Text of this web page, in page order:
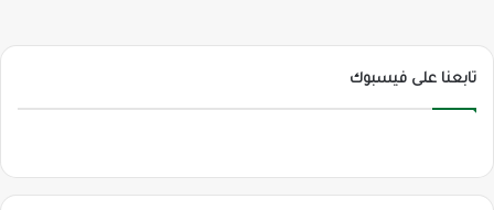
تابعنا على فيسبوك